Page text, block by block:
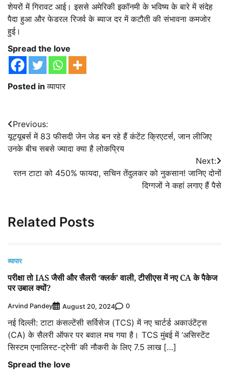
शेयरों में गिरावट आई। इससे अमेरिकी इकॉनमी के भविष्य के बारे में संदेह
पैदा हुआ और फेडरल रिजर्व के ब्याज दर में कटौती की संभावना कमजोर
हुई।
Spread the love
Posted inव्यापार
Post
navigation
Previous:
यूट्यूबर्स में 83 फीसदी जेन जेड बन रहे हैं कंटेंट क्रिएटर्स, जान लीजिए
उनके बीच सबसे ज्यादा क्या है लोकप्रिय
Next:
रतन टाटा को 450% फायदा, सचिन तेंदुलकर को नुकसान! जानिए दोनों
दिग्गजों ने कहां लगाए हैं पैसे
Related Posts
व्यापार
परीक्षा तो IAS जैसी और सैलरी ‘क्‍लर्क’ वाली, टीसीएस में नए CA के पैकेज
पर उबाल क्‍यों?
Arvind Pandey August 20, 2024 0
नई दिल्‍ली: टाटा कंसल्टेंसी सर्विसेज (TCS) में नए चार्टर्ड अकाउंटेंट्स
(CA) के सैलरी ऑफर पर बवाल मच गया है। TCS मुंबई में ‘असिस्टेंट
सिस्टम एनालिस्ट-ट्रेनी’ की नौकरी के लिए 7.5 लाख […]
Spread the love